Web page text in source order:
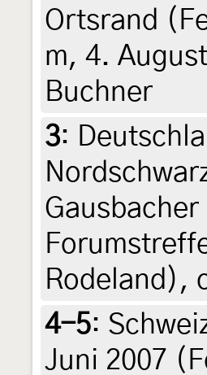
Ortsrand
m, 4.
Buchner
3:
Rodeland),
4-5:
Juni 2007